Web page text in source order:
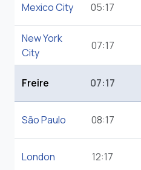
Mexico City 05:17
New York
City
07:17
Freire 07:17
São Paulo 08:17
London 12:17